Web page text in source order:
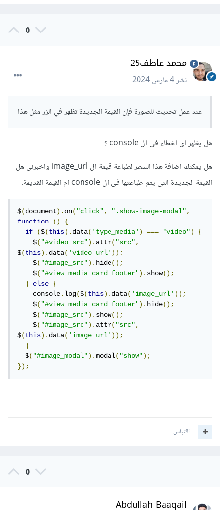
0
محمد عاطف25
نشر4 مارس 2024
عند عمل تحديث للصورة فإن القيمة الجديدة تظهر في الزر مثل هذا
هل يظهر اى اخطاء فى ال console ؟
هل يمكنك اضافة هذا السطر لطباعة قيمة ال image_url واخبرنى هل
القيمة الجديدة التى يتم طباعتها فى ال console ام القيمة القديمة.
$(document).on("click", ".show-image-modal",
function
()
{
if
($(this).data('type_media') === "video")
{
    $
("#video_src").attr("src",
$(this).data('video_url'));
    $
("#image_src").hide();
    $
("#view_media_card_footer").show();
}
else
{
    console
.log($(this).data('image_url'));
    $
("#view_media_card_footer").hide();
    $
("#image_src").show();
    $
("#image_src").attr("src",
$(this).data('image_url'));
}
  $
("#image_modal").modal("show");
});
اقتباس
0
Abdullah Baaqail